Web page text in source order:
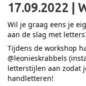
17.09.2022 |
Wil je graag eens je
aan de slag met
Tijdens de workshop
@leonieskrabbels
letterstijlen aan zodat
handletteren!